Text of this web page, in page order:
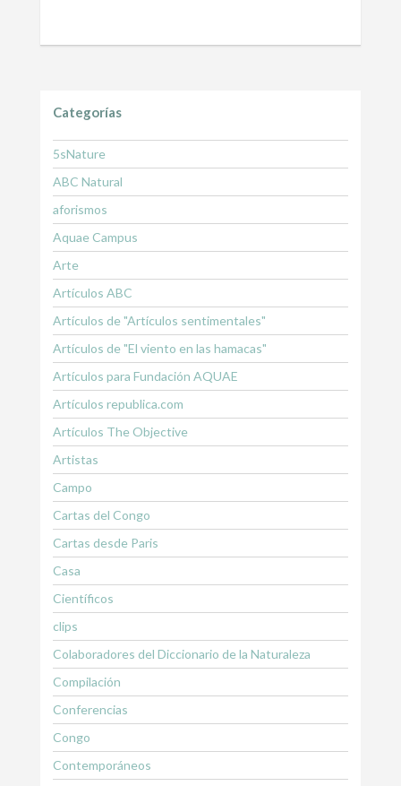
Categorías
5sNature
ABC Natural
aforismos
Aquae Campus
Arte
Artículos ABC
Artículos de "Artículos sentimentales"
Artículos de "El viento en las hamacas"
Artículos para Fundación AQUAE
Artículos republica.com
Artículos The Objective
Artistas
Campo
Cartas del Congo
Cartas desde Paris
Casa
Científicos
clips
Colaboradores del Diccionario de la Naturaleza
Compilación
Conferencias
Congo
Contemporáneos